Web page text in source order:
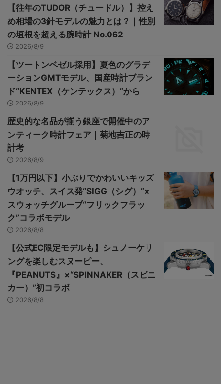
【往年のTUDOR（チュードル）】控え
め相場の3針モデルの魅力とは？｜性別
の垣根を超える腕時計 No.062
2026/8/9
【ツートンベゼル採用】夏色のグラデ
ーションGMTモデル、国産時計ブラン
ド“KENTEX（ケンテックス）”から
2026/8/9
歴史的な名品が揃う銀座で開催中のア
ンティーク時計フェア｜菊地吉正の時
計考
2026/8/9
【1万円以下】小ぶりでかわいいキッズ
ウオッチ、スイス発“SIGG（シグ）”×
スウォッチグループ“フリックフラッ
ク”コラボモデル
2026/8/8
【公式EC限定モデルも】シュノーケリ
ングを楽しむスヌーピー、
『PEANUTS』×“SPINNAKER（スピニ
カー）”初コラボ
2026/8/8